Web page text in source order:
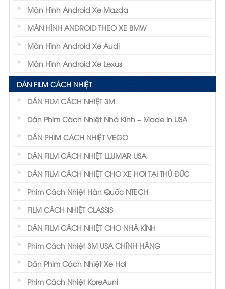
Màn Hình Android Xe Mazda
MÀN HÌNH ANDROID THEO XE BMW
Màn Hình Android Xe Audi
Màn Hình Android Xe Lexus
DÁN FILM CÁCH NHIỆT
DÁN FILM CÁCH NHIỆT 3M
Dán Phim Cách Nhiệt Nhà Kính – Made In USA
DÁN PHIM CÁCH NHIỆT VEGO
DÁN FILM CÁCH NHIỆT LLUMAR USA
DÁN FILM CÁCH NHIỆT CHO XE HƠI TẠI THỦ ĐỨC
Phim Cách Nhiệt Hàn Quốc NTECH
FILM CÁCH NHIỆT CLASSIS
DÁN FILM CÁCH NHIỆT CHO NHÀ KÍNH
Phim Cách Nhiệt 3M USA CHÍNH HÃNG
Dán Phim Cách Nhiệt Xe Hơi
Phim Cách Nhiệt KoreAuni